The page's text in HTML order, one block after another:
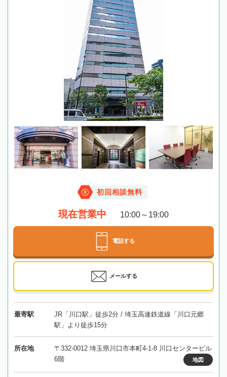
初回相談無料
現在営業中 10:00～19:00
電話する
メールする
最寄駅
JR「川口駅」徒歩2分 / 埼玉高速鉄道線「川口元郷
駅」より徒歩15分
所在地
〒332-0012 埼玉県川口市本町4-1-8 川口センタービル
6階
地図